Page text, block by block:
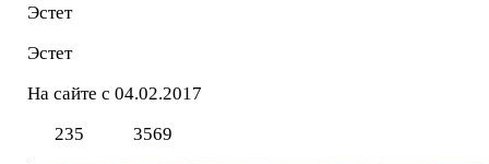
Эстет
Эстет
На сайте с 04.02.2017
235
3569